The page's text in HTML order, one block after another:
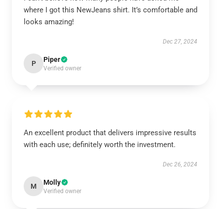
where I got this NewJeans shirt. It’s comfortable and
looks amazing!
Dec 27, 2024
P Piper
Verified owner
An excellent product that delivers impressive results
with each use; definitely worth the investment.
Dec 26, 2024
M Molly
Verified owner